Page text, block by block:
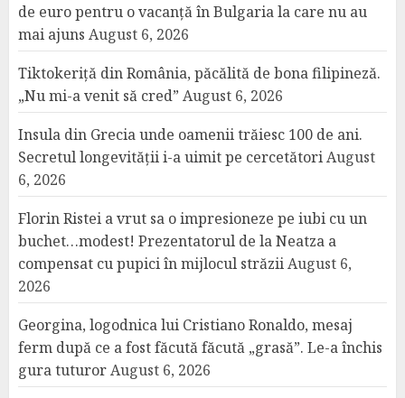
de euro pentru o vacanță în Bulgaria la care nu au
mai ajuns August 6, 2026
Tiktokeriță din România, păcălită de bona filipineză.
„Nu mi-a venit să cred” August 6, 2026
Insula din Grecia unde oamenii trăiesc 100 de ani.
Secretul longevității i-a uimit pe cercetătoriAugust
6, 2026
Florin Ristei a vrut sa o impresioneze pe iubi cu un
buchet…modest! Prezentatorul de la Neatza a
compensat cu pupici în mijlocul străziiAugust 6,
2026
Georgina, logodnica lui Cristiano Ronaldo, mesaj
ferm după ce a fost făcută făcută „grasă”. Le-a închis
gura tuturorAugust 6, 2026